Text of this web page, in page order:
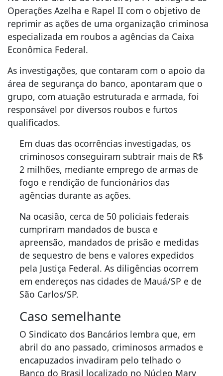
Operações Azelha e Rapel II com o objetivo de
reprimir as ações de uma organização criminosa
especializada em roubos a agências da Caixa
Econômica Federal.
As investigações, que contaram com o apoio da
área de segurança do banco, apontaram que o
grupo, com atuação estruturada e armada, foi
responsável por diversos roubos e furtos
qualificados.
Em duas das ocorrências investigadas, os
criminosos conseguiram subtrair mais de R$
2 milhões, mediante emprego de armas de
fogo e rendição de funcionários das
agências durante as ações.
Na ocasião, cerca de 50 policiais federais
cumpriram mandados de busca e
apreensão, mandados de prisão e medidas
de sequestro de bens e valores expedidos
pela Justiça Federal. As diligências ocorrem
em endereços nas cidades de Mauá/SP e de
São Carlos/SP.
Caso semelhante
O Sindicato dos Bancários lembra que, em
abril do ano passado, criminosos armados e
encapuzados invadiram pelo telhado o
Banco do Brasil localizado no Núcleo Mary